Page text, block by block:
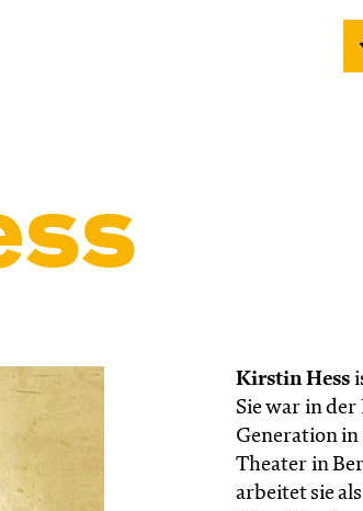
Kirstin Hess
Sie war in der
Generation in
Theater in
arbeitet sie